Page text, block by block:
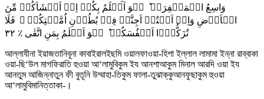
وَاسِعُ الۡمَغۡفِرَۃِ ؕ ہُوَ اَعۡلَمُ بِکُمۡ اِذۡ اَنۡشَاَکُمۡ مِّنَ
الۡاَرۡضِ وَاِذۡ اَنۡتُمۡ اَجِنَّۃٌ فِیۡ بُطُوۡنِ اُمَّہٰتِکُمۡ ۚ فَلَا
تُزَکُّوۡۤا اَنۡفُسَکُمۡ ؕ ہُوَ اَعۡلَمُ بِمَنِ اتَّقٰی ٪ ٣٢
আল্লাযীনা ইয়াজতানিবূনা কাবাইরালইছমি ওয়ালফাওয়া-হিশা ইল্লাল লামামা ইন্না রাব্বাকা
ওয়া-ছি‘উল মাগফিরাতি হুওয়া আ‘লামুবিকুম ইয আনশাআকুম মিনাল আরদি ওয়া ইয
আনতুম আজিন্নাতুন ফী বুতূনি উম্মাহা-তিকুম ফালা-তুঝাক্কুআনফুছাকুম হুওয়া
আ‘লামুবিমানিত্তাকা-।